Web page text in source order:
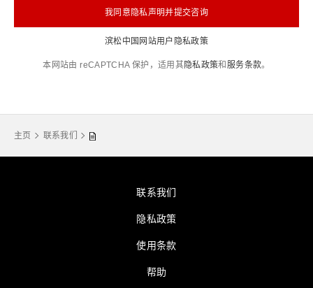
我同意隐私声明并提交咨询
滨松中国网站用户隐私政策
本网站由 reCAPTCHA 保护，适用其隐私政策和 服务条款。
主页 联系我们
联系我们
隐私政策
使用条款
帮助